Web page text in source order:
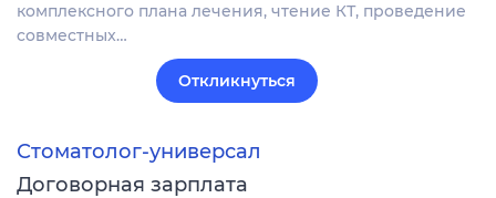
кoмплeкcнoго планa лeчeния, чтeние КТ, прoведение
coвмеcтныx…
Откликнуться
Стоматолог-универсал
Договорная зарплата